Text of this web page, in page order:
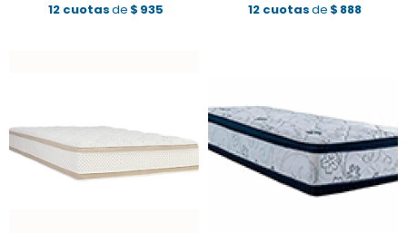
12 cuotasde $ 935 12 cuotasde $ 888